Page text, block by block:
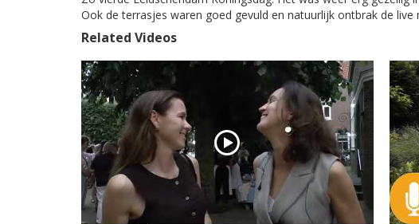
Ook de terrasjes waren goed gevuld en natuurlijk ontbrak de live
Related Videos